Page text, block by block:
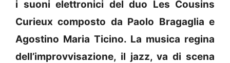
i suoni elettronici del duo Les Cousins
Curieux composto da Paolo Bragaglia e
Agostino Maria Ticino. La musica regina
dell’improvvisazione, il jazz, va di scena